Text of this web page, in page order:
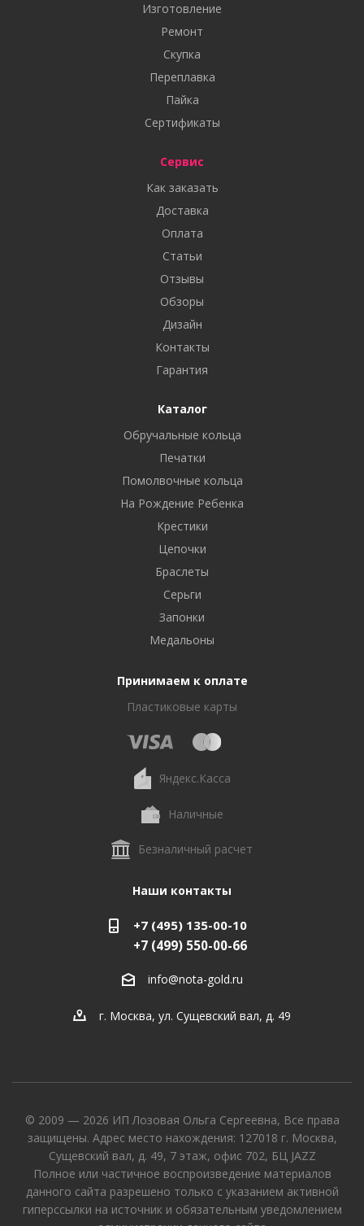
Изготовление
Ремонт
Скупка
Переплавка
Пайка
Сертификаты
Сервис
Как заказать
Доставка
Оплата
Статьи
Отзывы
Обзоры
Дизайн
Контакты
Гарантия
Каталог
Обручальные кольца
Печатки
Помолвочные кольца
На Рождение Ребенка
Крестики
Цепочки
Браслеты
Серьги
Запонки
Медальоны
Принимаем к оплате
Пластиковые карты
Яндекс.Касса
Наличные
Безналичный расчет
Наши контакты
+7 (495) 135-00-10
+7 (499) 550-00-66
info@nota-gold.ru
г. Москва, ул. Сущевский вал, д. 49
© 2009 — 2026 ИП Лозовая Ольга Сергеевна, Все права
защищены. Адрес место нахождения: 127018 г. Москва,
Сущевский вал, д. 49, 7 этаж, офис 702, БЦ JAZZ
Полное или частичное воспроизведение материалов
данного сайта разрешено только с указанием активной
гиперссылки на источник и обязательным уведомлением